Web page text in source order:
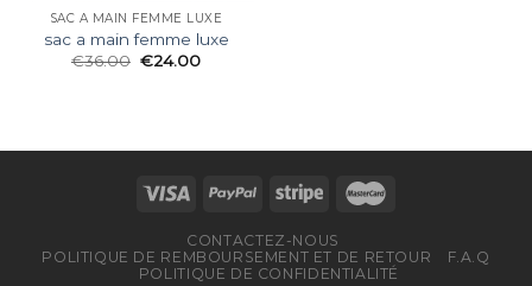
SAC A MAIN FEMME LUXE
sac a main femme luxe
€36.00 €24.00
CONTACTEZ-NOUS
POLITIQUE DE REMBOURSEMENT ET DE RETOUR
F.A.Q
POLITIQUE DE CONFIDENTIALITÉ